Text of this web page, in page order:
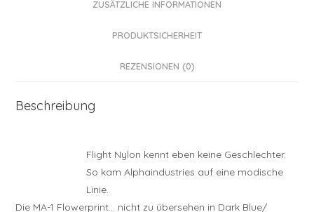
ZUSÄTZLICHE INFORMATIONEN
PRODUKTSICHERHEIT
REZENSIONEN (0)
Beschreibung
Flight Nylon kennt eben keine Geschlechter.
So kam Alphaindustries auf eine modische
Linie.
Die MA-1 Flowerprint… nicht zu übersehen in Dark Blue/